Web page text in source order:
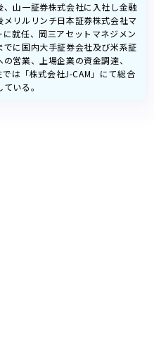
山一証券株式会社に入社し金融
リルリンチ日本証券株式会社マ
就任、岡三アセットマネジメン
に国内大手証券会社及び米系証
営業、上場企業の資金調達、
は「株式会社J-CAM」にて総合
いる。